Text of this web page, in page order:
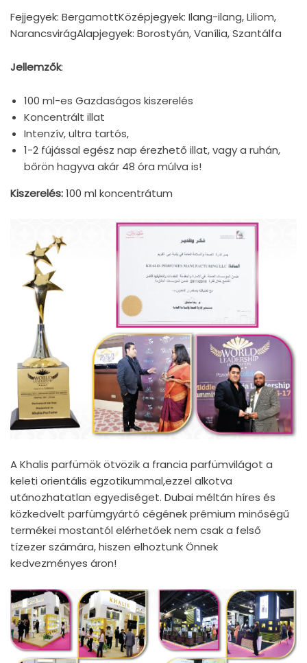
Fejjegyek: BergamottKözépjegyek: Ilang-ilang, Liliom,
NarancsvirágAlapjegyek: Borostyán, Vanília, Szantálfa
Jellemzők:
100 ml-es Gazdaságos kiszerelés
Koncentrált illat
Intenzív, ultra tartós,
1-2 fújással egész nap érezhető illat, vagy a ruhán,
bőrön hagyva akár 48 óra múlva is!
Kiszerelés:100 ml koncentrátum
A Khalis parfümök ötvözik a francia parfümvilágot a
keleti orientális egzotikummal,ezzel alkotva
utánozhatatlan egyediséget. Dubai méltán híres és
közkedvelt parfümgyártó cégének prémium minőségű
termékei mostantól elérhetőek nem csak a felső
tízezer számára, hiszen elhoztunk Önnek
kedvezményes áron!